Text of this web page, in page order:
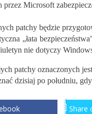
Microsoft
patchy będzie
„łata
nie dotyczy
patchy oznaczonych
dzisiaj po południu,
Share